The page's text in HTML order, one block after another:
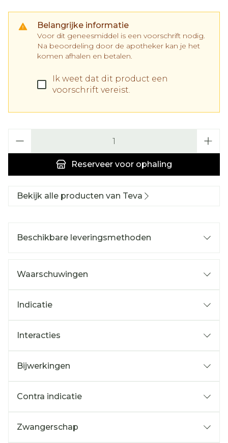
Belangrijke informatie
Voor dit geneesmiddel is een voorschrift nodig.
Na beoordeling door de apotheker kan je het
komen afhalen en betalen.
Ik weet dat dit product een
voorschrift vereist.
Reserveer voor ophaling
Bekijk alle producten van Teva
Beschikbare leveringsmethoden
Waarschuwingen
Indicatie
Interacties
Bijwerkingen
Contra indicatie
Zwangerschap